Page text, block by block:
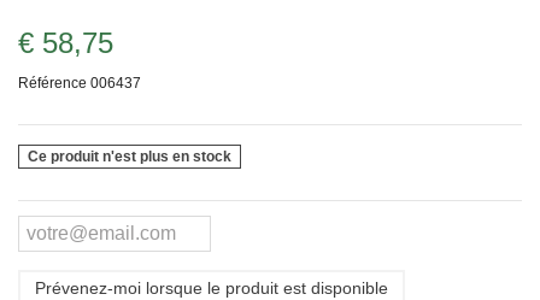
€ 58,75
Référence 006437
Ce produit n'est plus en stock
Prévenez-moi lorsque le produit est disponible